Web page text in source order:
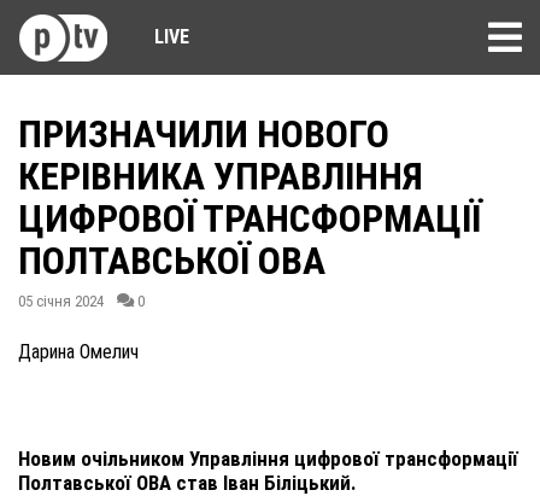
LIVE
ПРИЗНАЧИЛИ НОВОГО
КЕРІВНИКА УПРАВЛІННЯ
ЦИФРОВОЇ ТРАНСФОРМАЦІЇ
ПОЛТАВСЬКОЇ ОВА
05 січня 2024 0
Дарина Омелич
Новим очільником Управління цифрової трансформації
Полтавської ОВА став Іван Біліцький.